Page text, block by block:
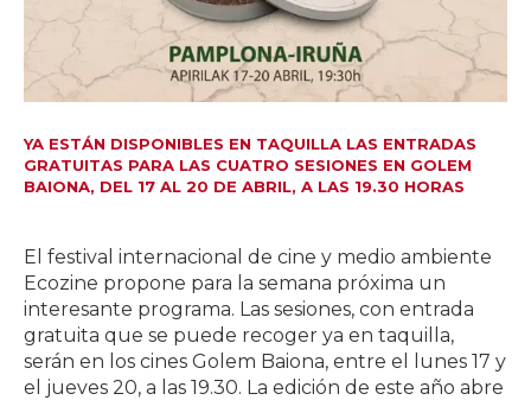
YA ESTÁN DISPONIBLES EN TAQUILLA LAS ENTRADAS
GRATUITAS PARA LAS CUATRO SESIONES EN GOLEM
BAIONA, DEL 17 AL 20 DE ABRIL, A LAS 19.30 HORAS
El festival internacional de cine y medio ambiente
Ecozine propone para la semana próxima un
interesante programa. Las sesiones, con entrada
gratuita que se puede recoger ya en taquilla,
serán en los cines Golem Baiona, entre el lunes 17 y
el jueves 20, a las 19.30. La edición de este año abre